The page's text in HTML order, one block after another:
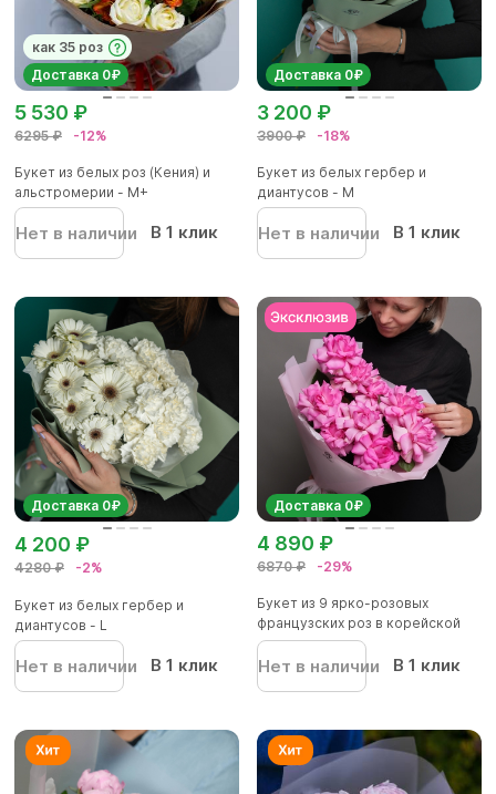
как 35 роз
Доставка 0₽
6295 ₽ -12%
5 530 ₽
Букет из белых роз (Кения) и
альстромерии - М+
Нет в наличии В 1 клик
Доставка 0₽
3900 ₽ -18%
3 200 ₽
Букет из белых гербер и
диантусов - M
Нет в наличии В 1 клик
Доставка 0₽
4280 ₽ -2%
4 200 ₽
Букет из белых гербер и
диантусов - L
Нет в наличии В 1 клик
Доставка 0₽
6870 ₽ -29%
4 890 ₽
Букет из 9 ярко-розовых
французских роз в корейской
упа...
Нет в наличии В 1 клик